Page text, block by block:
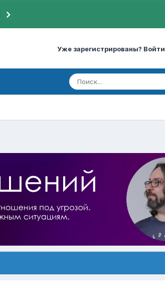
Уже зарегистрированы? Войти